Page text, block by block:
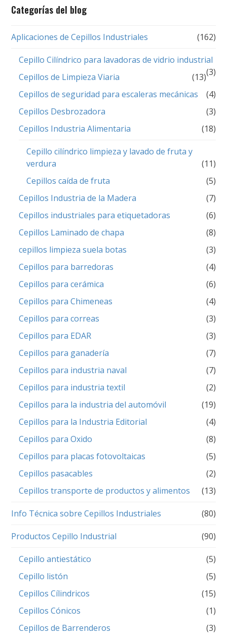
Categorías del blog
Aplicaciones de Cepillos Industriales (162)
Cepillo Cilíndrico para lavadoras de vidrio industrial
(3)
Cepillos de Limpieza Viaria
(13)
Cepillos de seguridad para escaleras mecánicas
(4)
Cepillos Desbrozadora
(3)
Cepillos Industria Alimentaria
(18)
Cepillo cilíndrico limpieza y lavado de fruta y
verdura
(11)
Cepillos caída de fruta
(5)
Cepillos Industria de la Madera
(7)
Cepillos industriales para etiquetadoras
(6)
Cepillos Laminado de chapa
(8)
cepillos limpieza suela botas
(3)
Cepillos para barredoras
(4)
Cepillos para cerámica
(6)
Cepillos para Chimeneas
(4)
Cepillos para correas
(3)
Cepillos para EDAR
(3)
Cepillos para ganadería
(7)
Cepillos para industria naval
(7)
Cepillos para industria textil
(2)
Cepillos para la industria del automóvil
(19)
Cepillos para la Industria Editorial
(4)
Cepillos para Oxido
(8)
Cepillos para placas fotovoltaicas
(5)
Cepillos pasacables
(2)
Cepillos transporte de productos y alimentos
(13)
Info Técnica sobre Cepillos Industriales (80)
Productos Cepillo Industrial (90)
Cepillo antiestático
(5)
Cepillo listón
(5)
Cepillos Cílindricos
(15)
Cepillos Cónicos
(1)
Cepillos de Barrenderos
(3)